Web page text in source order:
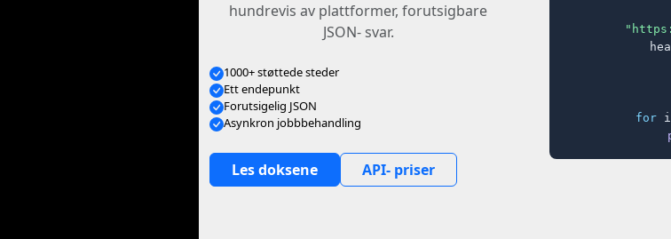
hundrevis av plattformer, forutsigbare
JSON- svar.
1000+ støttede steder
Ett endepunkt
Forutsigelig JSON
Asynkron jobbbehandling
Les doksene API- priser
for